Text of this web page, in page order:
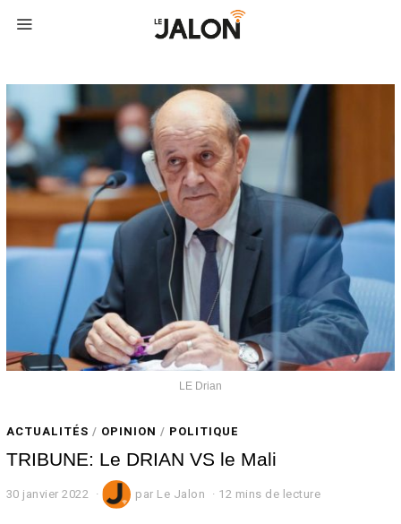
LE Drian
ACTUALITÉS / OPINION / POLITIQUE
TRIBUNE: Le DRIAN VS le Mali
30 janvier 2022 par Le Jalon 12 mins de lecture